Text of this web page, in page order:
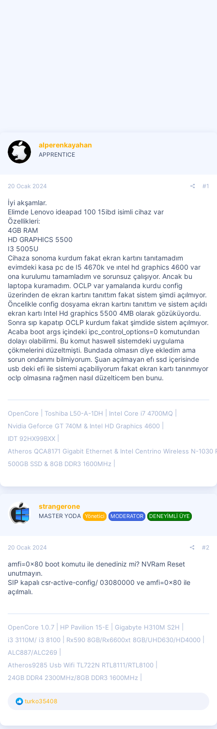
alperenkayahan
APPRENTICE
20 Ocak 2024 #1
İyi akşamlar.
Elimde Lenovo ideapad 100 15ibd isimli cihaz var
Özellikleri:
4GB RAM
HD GRAPHICS 5500
I3 5005U
Cihaza sonoma kurdum fakat ekran kartını tanıtamadım
evimdeki kasa pc de I5 4670k ve ıntel hd graphics 4600 var
ona kurulumu tamamladım ve sorunsuz çalışıyor. Ancak bu
laptopa kuramadım. OCLP var yamalarıda kurdu config
üzerinden de ekran kartını tanıttım fakat sistem şimdi açılmıyor.
Öncelikle config dosyama ekran kartını tanıttım ve sistem açıldı
ekran kartı Intel Hd graphics 5500 4MB olarak gözüküyordu.
Sonra sıp kapatıp OCLP kurdum fakat şimdide sistem açılmıyor.
Acaba boot args içindeki ipc_control_options=0 komutundan
dolayı olabilirmi. Bu komut haswell sistemdeki uygulama
çökmelerini düzeltmişti. Bundada olmasın diye ekledim ama
sorun ondanmı bilmiyorum. Şuan açılmayan efı ssd içerisinde
usb deki efi ile sistemi açabiliyorum fakat ekran kartı tanınmıyor
oclp olmasına rağmen nasıl düzelticem ben bunu.
OpenCore Toshiba L50-A-1DH
Intel Core i7 4700MQ
Nvidia Geforce GT 740M & Intel HD Graphics 4600
IDT 92HX99BXX
Atheros QCA8171 Gigabit Ethernet & Intel Centrino Wireless N-1030
500GB SSD & 8GB DDR3 1600MHz
strangerone
MASTER YODA Yönetici MODERATOR DENEYİMLİ ÜYE
20 Ocak 2024 #2
amfi=0x80 boot komutu ile denediniz mi? NVRam Reset
unutmayın.
SIP kapalı csr-active-config/ 03080000 ve amfi=0x80 ile
açılmalı.
OpenCore 1.0.7 HP Pavilion 15-E
Gigabyte H310M S2H
i3 3110M/ i3 8100
Rx590 8GB/Rx6600xt 8GB/UHD630/HD4000
ALC887/ALC269
Atheros9285 Usb Wifi TL722N RTL8111/RTL8100
24GB DDR4 2300MHz/8GB DDR3 1600MHz
T
k
turko35408